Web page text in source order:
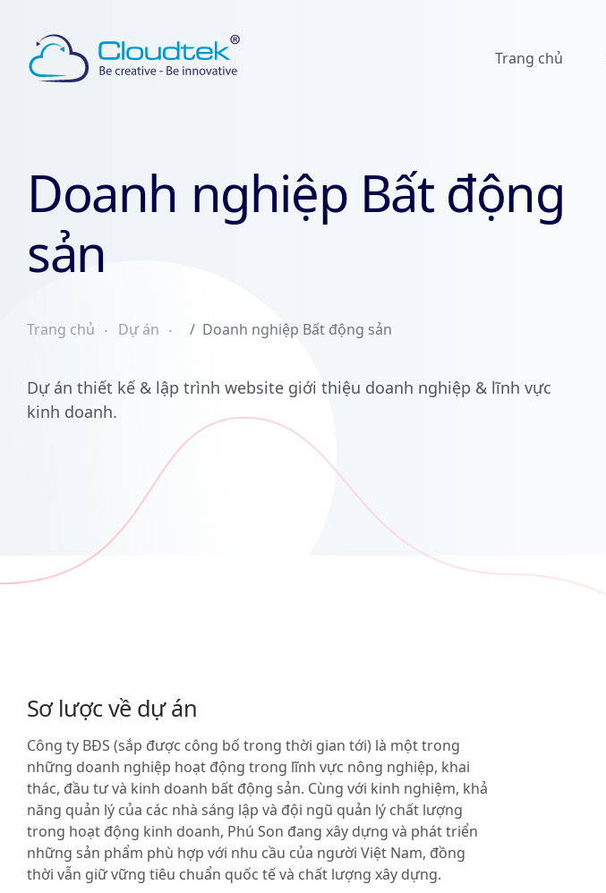
Trang chủ
Doanh nghiệp Bất động
sản
Trang chủ Dự án Doanh nghiệp Bất động sản
Dự án thiết kế & lập trình website giới thiệu doanh nghiệp & lĩnh vực
kinh doanh.
Sơ lược về dự án
Công ty BĐS (sắp được công bố trong thời gian tới) là một trong
những doanh nghiệp hoạt động trong lĩnh vực nông nghiệp, khai
thác, đầu tư và kinh doanh bất động sản. Cùng với kinh nghiệm, khả
năng quản lý của các nhà sáng lập và đội ngũ quản lý chất lượng
trong hoạt động kinh doanh, Phú Son đang xây dựng và phát triển
những sản phẩm phù hợp với nhu cầu của người Việt Nam, đồng
thời vẫn giữ vững tiêu chuẩn quốc tế và chất lượng xây dựng.